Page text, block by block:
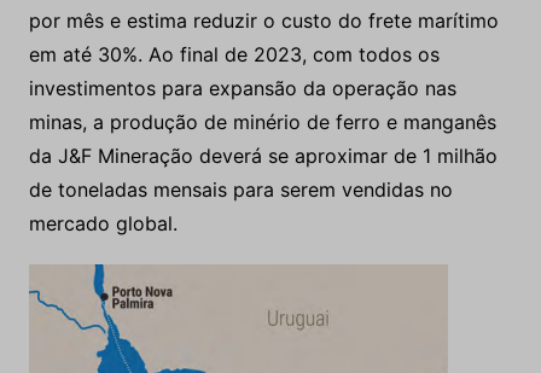
por mês e estima reduzir o custo do frete marítimo
em até 30%. Ao final de 2023, com todos os
investimentos para expansão da operação nas
minas, a produção de minério de ferro e manganês
da J&F Mineração deverá se aproximar de 1 milhão
de toneladas mensais para serem vendidas no
mercado global.